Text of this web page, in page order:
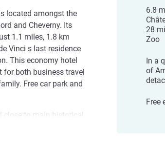
located amongst the
and Cheverny. Its
1.1 miles, 1.8 km
Vinci s last residence
This economy hotel
for both business travel
Free car park and
close to main historical
6.8
28
Zoo
In a
of
Free